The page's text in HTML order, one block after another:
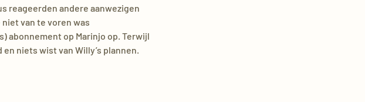
reageerden andere aanwezigen
van te voren was
abonnement op Marinjo op. Terwijl
niets wist van Willy’s plannen.